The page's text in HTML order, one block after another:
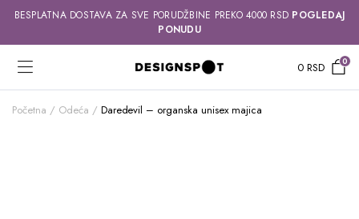
BESPLATNA DOSTAVA ZA SVE PORUDŽBINE PREKO 4000 RSD POGLEDAJ
PONUDU
0RSD 0
Početna Odeća Daredevil – organska unisex majica